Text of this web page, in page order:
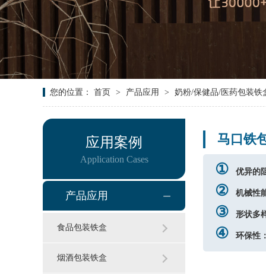
您的位置： 首页 > 产品应用 > 奶粉/保健品/医药包装铁
马口铁
① 优异的
② 机械性
③ 形状多
④ 环保性：
应用案例
Application Cases
产品应用
食品包装铁盒
烟酒包装铁盒